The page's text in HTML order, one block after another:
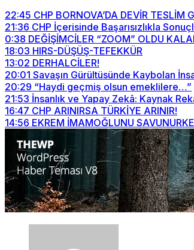
22:45 CHP BORNOVA’DA DEVİR TESLİM
21:36 CHP İçerisinde Başarısızlıkla
0:38 DEĞİŞİMCİLER “ZOOM” OLDU
18:03 HIRS-DÜŞÜŞ-TEFEKKÜR
13:02 DERHALCİLER!
20:01 Savaşın Gürültüsünde Kaybolan
20:29 “Haydi geçmiş olsun emeklilere…”
21:53 İnsanlık ve Yapay Zekâ: Kaynak
16:47 CHP ARINIRSA TÜRKİYE ARINIR!
14:56 EKREM İMAMOĞLUNU